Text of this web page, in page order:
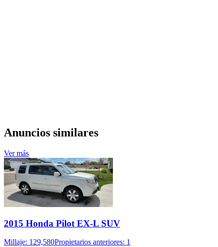
Anuncios similares
Ver más
2015 Honda Pilot EX-L SUV
Millaje: 129,580Propietarios anteriores: 1